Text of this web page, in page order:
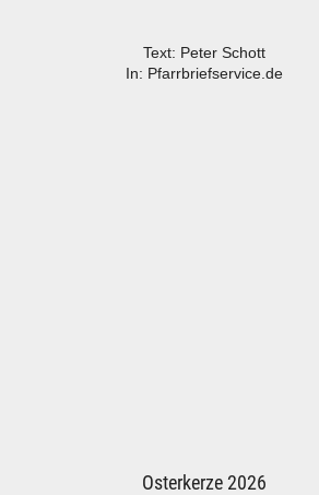
Text: Peter Schott
In: Pfarrbriefservice.de
Osterkerze 2026